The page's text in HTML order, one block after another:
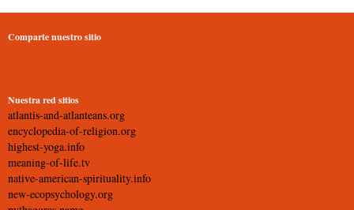
Comparte nuestro sitio
Nuestra red sitios
atlantis-and-atlanteans.org
encyclopedia-of-religion.org
highest-yoga.info
meaning-of-life.tv
native-american-spirituality.info
new-ecopsychology.org